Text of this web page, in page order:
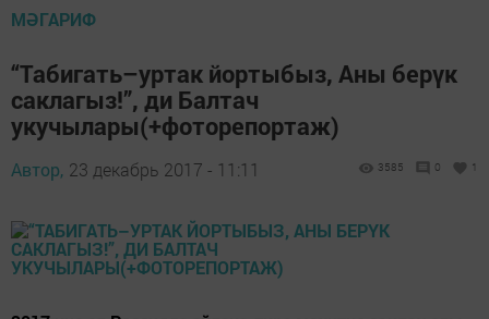
МӘГАРИФ
“Табигать–уртак йортыбыз, Аны берүк
саклагыз!”, ди Балтач
укучылары(+фоторепортаж)
Автор, 23 декабрь 2017 - 11:11 3585 0 1